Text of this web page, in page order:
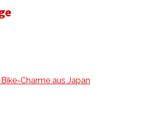
Charme aus Japan